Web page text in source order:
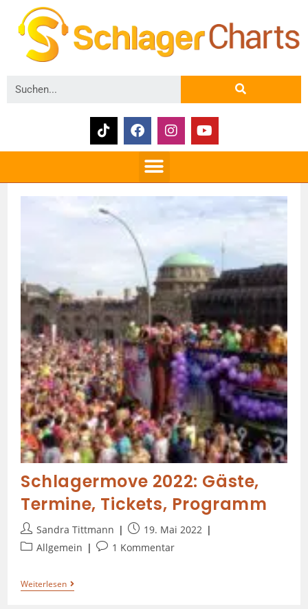
Schlagermove 2022: Gäste,
Termine, Tickets, Programm
Sandra Tittmann
19. Mai 2022
Allgemein
1 Kommentar
Weiterlesen